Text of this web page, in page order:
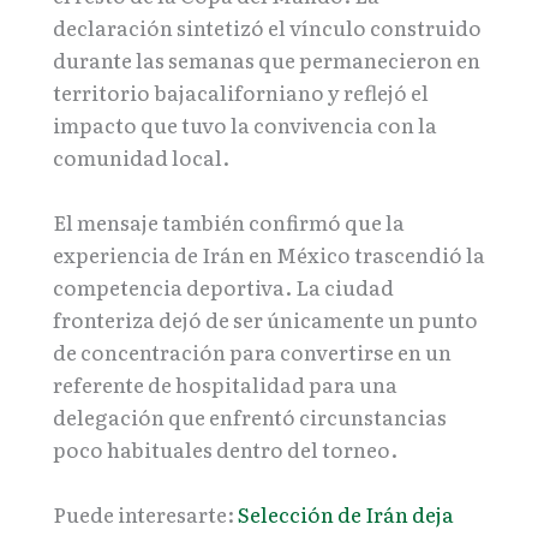
declaración sintetizó el vínculo construido
durante las semanas que permanecieron en
territorio bajacaliforniano y reflejó el
impacto que tuvo la convivencia con la
comunidad local.
El mensaje también confirmó que la
experiencia de Irán en México trascendió la
competencia deportiva. La ciudad
fronteriza dejó de ser únicamente un punto
de concentración para convertirse en un
referente de hospitalidad para una
delegación que enfrentó circunstancias
poco habituales dentro del torneo.
Puede interesarte:Selección de Irán deja